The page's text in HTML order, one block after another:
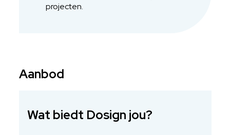
projecten.
Aanbod
Wat biedt Dosign jou?